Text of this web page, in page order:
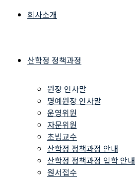
회사소개
산학정 정책과정
원장 인사말
명예원장 인사말
운영위원
자문위원
초빙교수
산학정 정책과정 안내
산학정 정책과정 입학 안내
원서접수